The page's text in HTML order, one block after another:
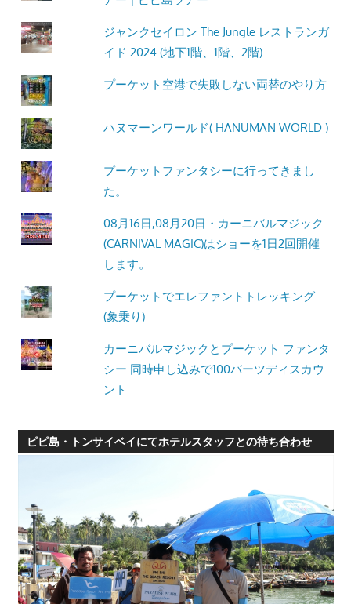
ジャンクセイロン The Jungle レストランガ
イド 2024 (地下1階、1階、2階)
プーケット空港で失敗しない両替のやり方
ハヌマーンワールド( HANUMAN WORLD )
プーケットファンタシーに行ってきまし
た。
08月16日,08月20日・カーニバルマジック
(CARNIVAL MAGIC)はショーを1日2回開催
します。
プーケットでエレファントトレッキング
(象乗り)
カーニバルマジックとプーケット ファンタ
シー 同時申し込みで100バーツディスカウ
ント
ピピ島・トンサイベイにてホテルスタッフとの待ち合わせ